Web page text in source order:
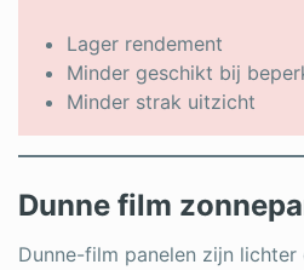
Lager rendement
Minder geschikt bij
Minder strak uitzicht
Dunne film
Dunne-film panelen zijn